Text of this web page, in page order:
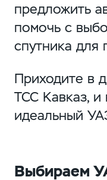
предложить
помочь с
спутника для
Приходите в
ТСС Кавказ,
идеальный
Выбираем